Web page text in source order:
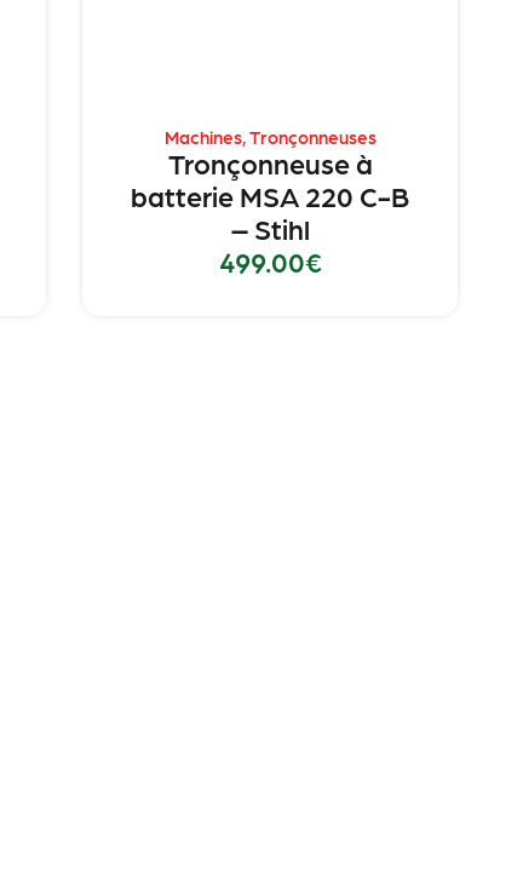
Machines, Tronçonneuses
Tronçonneuse à
batterie MSA 220 C-B
– Stihl
499.00€